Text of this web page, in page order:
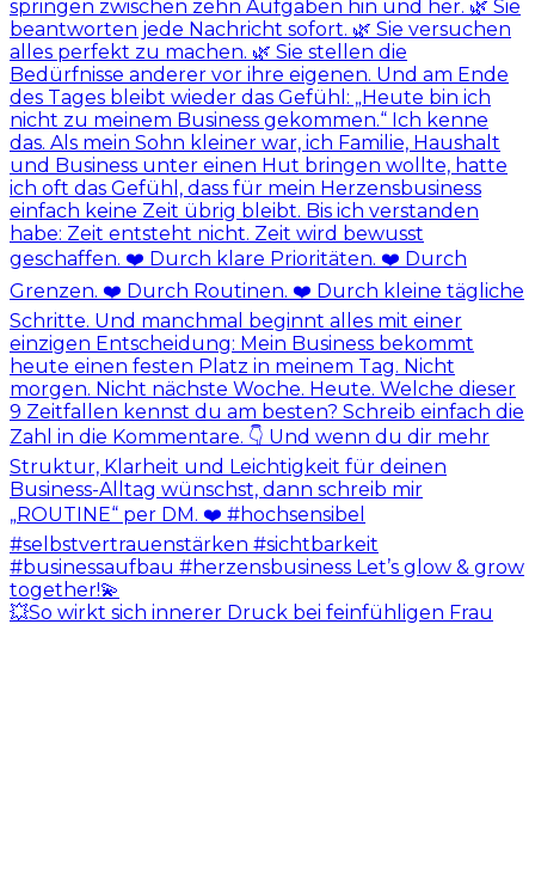
💥So wirkt sich innerer Druck bei feinfühligen Frau